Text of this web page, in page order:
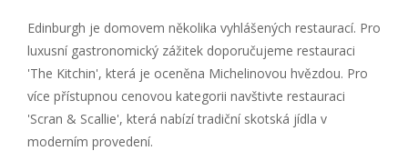
Edinburgh je domovem několika vyhlášených restaurací. Pro
luxusní gastronomický zážitek doporučujeme restauraci
'The Kitchin', která je oceněna Michelinovou hvězdou. Pro
více přístupnou cenovou kategorii navštivte restauraci
'Scran & Scallie', která nabízí tradiční skotská jídla v
moderním provedení.